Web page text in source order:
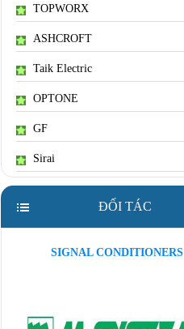
TOPWORX
ASHCROFT
Taik Electric
OPTONE
GF
Sirai
ĐỐI TÁC
SIGNAL CONDITIONERS